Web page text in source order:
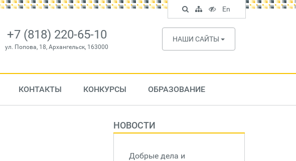
+7 (818) 220-65-10
ул. Попова, 18, Архангельск, 163000
НАШИ САЙТЫ
КОНТАКТЫ КОНКУРСЫ ОБРАЗОВАНИЕ
НОВОСТИ
Добрые дела и
Поиск
по
сайту
Карта
сайта
Версия
для
слабовидящих
En
English